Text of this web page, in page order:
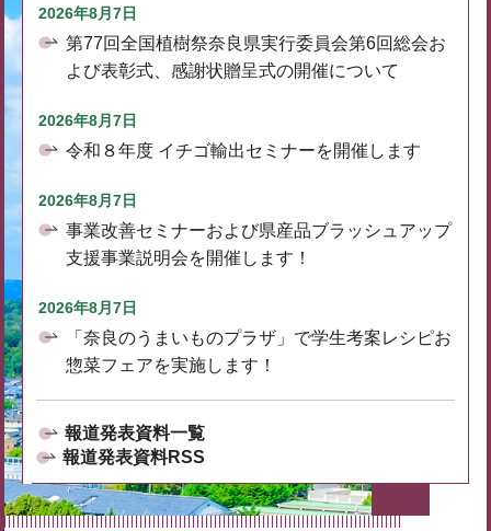
2026年8月7日
第77回全国植樹祭奈良県実行委員会第6回総会お
よび表彰式、感謝状贈呈式の開催について
2026年8月7日
令和８年度 イチゴ輸出セミナーを開催します
2026年8月7日
事業改善セミナーおよび県産品ブラッシュアップ
支援事業説明会を開催します！
2026年8月7日
「奈良のうまいものプラザ」で学生考案レシピお
惣菜フェアを実施します！
報道発表資料一覧
報道発表資料RSS